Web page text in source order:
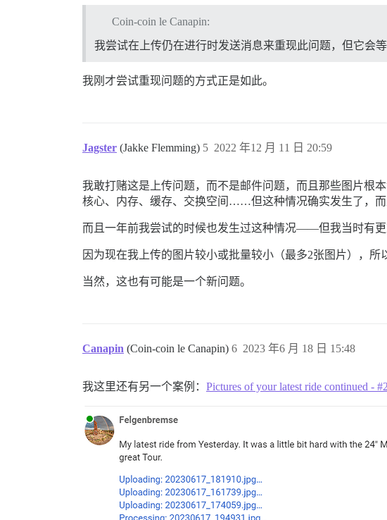
Coin-coin le Canapin:
我尝试在上传仍在进行时发送消息来重现此问题，但它会
我刚才尝试重现问题的方式正是如此。
Jagster (Jakke Flemming) 2022 年12 月 11 日 20:59
5
我敢打赌这是上传问题，而不是邮件问题，而且那些图片根
核心、内存、缓存、交换空间……但这种情况确实发生了，
而且一年前我尝试的时候也发生过这种情况——但我当时有
因为现在我上传的图片较小或批量较小（最多2张图片），所
当然，这也有可能是一个新问题。
Canapin (Coin-coin le Canapin) 2023 年6 月 18 日 15:48
6
我这里还有另一个案例： Pictures of your latest ride continued -